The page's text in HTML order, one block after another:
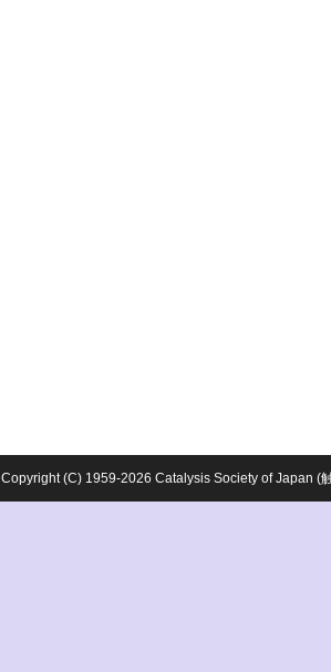
Copyright (C) 1959-2026 Catalysis Society of Japan (